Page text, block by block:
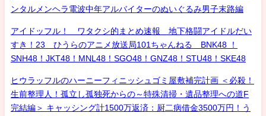
ンタルメンヘラ電波中年アルバイターのぬいぐるみ男子末路編
アイドッフル！ ワタクシ的まとめ速報 地下格闘アイドルだい
すき！23 ひうらのアニメ放送局101ちゃんねる BNK48 ！
SNH48！JKT48！MNL48！SGO48！GNZ48！STU48！SKE48
ヒウラッフルのハーニーフィニッシュゴミ屋敷補完計画 ＜必殺！
生前整理人！孤立し孤独死からの～特殊清掃・遺品整理への道F
完結編＞ キャッシング計1500万返済：厨二病借金3500万円！う